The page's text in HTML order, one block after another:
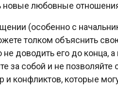
новые любовные
(особенно с
толком объяснить
доводить его до конца,
за собой и не позволяйте
и конфликтов, которые